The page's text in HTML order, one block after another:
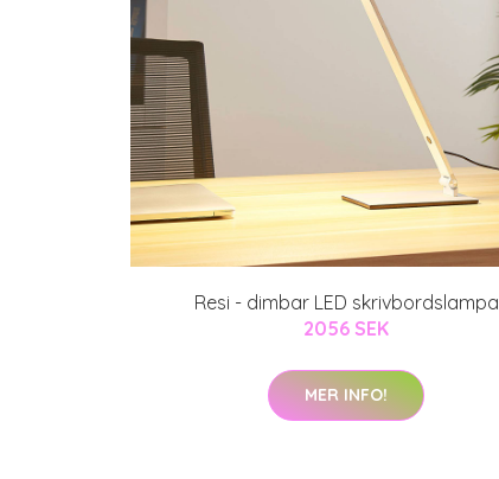
Resi - dimbar LED skrivbordslampa
2056 SEK
MER INFO!